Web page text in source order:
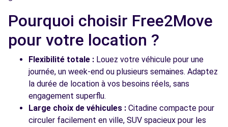
Free2Move Rent - SACAM - NOISY-LE-SEC
(C)
16 AVENUE DE ROSNY
NOISY-LE-SEC, 93130
Voir l'agence
Pourquoi choisir Free2Move
pour votre location ?
Flexibilité totale : Louez votre véhicule pour une
journée, un week-end ou plusieurs semaines. Adaptez
la durée de location à vos besoins réels, sans
engagement superflu.
Large choix de véhicules : Citadine compacte pour
circuler facilement en ville, SUV spacieux pour les